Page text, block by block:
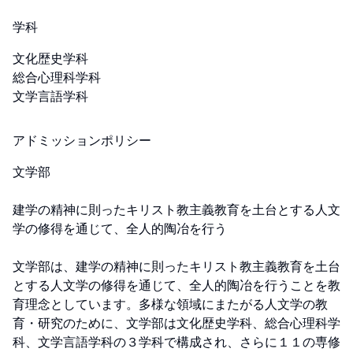
学科
文化歴史学科
総合心理科学科
文学言語学科
アドミッションポリシー
文学部
建学の精神に則ったキリスト教主義教育を土台とする人文
学の修得を通じて、全人的陶冶を行う
文学部は、建学の精神に則ったキリスト教主義教育を土台
とする人文学の修得を通じて、全人的陶冶を行うことを教
育理念としています。多様な領域にまたがる人文学の教
育・研究のために、文学部は文化歴史学科、総合心理科学
科、文学言語学科の３学科で構成され、さらに１１の専修